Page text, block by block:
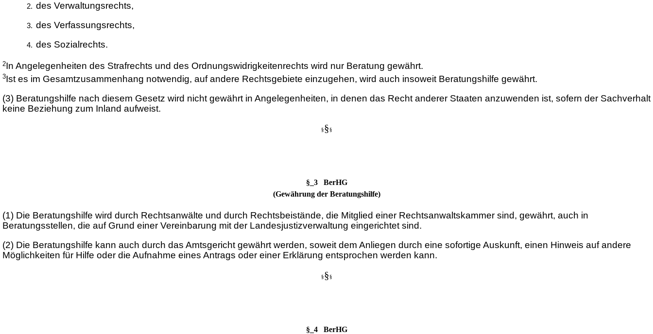
des Verwaltungsrechts,
des Verfassungsrechts,
des Sozialrechts.
2In Angelegenheiten des Strafrechts und des Ordnungswidrigkeitenrechts wird nur Beratung gewährt.
3Ist es im Gesamtzusammenhang notwendig, auf andere Rechtsgebiete einzugehen, wird auch insoweit Beratungshilfe gewährt.
(3) Beratungshilfe nach diesem Gesetz wird nicht gewährt in Angelegenheiten, in denen das Recht anderer Staaten anzuwenden ist, sofern der Sachverhalt
keine Beziehung zum Inland aufweist.
§§ §
§_3 BerHG
(Gewährung der Beratungshilfe)
(1) Die Beratungshilfe wird durch Rechtsanwälte und durch Rechtsbeistände, die Mitglied einer Rechtsanwaltskammer sind, gewährt, auch in
Beratungsstellen, die auf Grund einer Vereinbarung mit der Landesjustizverwaltung eingerichtet sind.
(2) Die Beratungshilfe kann auch durch das Amtsgericht gewährt werden, soweit dem Anliegen durch eine sofortige Auskunft, einen Hinweis auf andere
Möglichkeiten für Hilfe oder die Aufnahme eines Antrags oder einer Erklärung entsprochen werden kann.
§§ §
§_4 BerHG